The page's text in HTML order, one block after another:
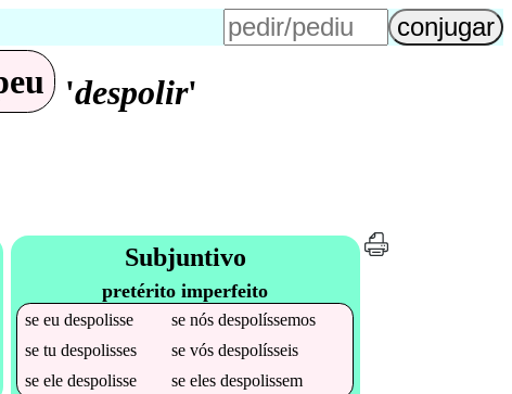
'despolir'
Subjuntivo
pretérito imperfeito
seeudespolisse senósdespolíssemos
setudespolisses sevósdespolísseis
seeledespolisse seelesdespolissem